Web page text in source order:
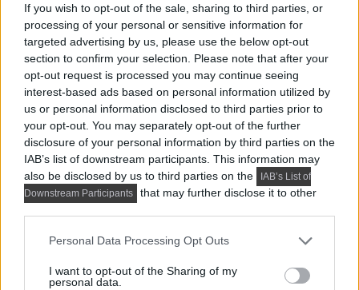
If you wish to opt-out of the sale, sharing to third parties, or
processing of your personal or sensitive information for
targeted advertising by us, please use the below opt-out
section to confirm your selection. Please note that after your
opt-out request is processed you may continue seeing
interest-based ads based on personal information utilized by
us or personal information disclosed to third parties prior to
your opt-out. You may separately opt-out of the further
disclosure of your personal information by third parties on the
IAB’s list of downstream participants. This information may
also be disclosed by us to third parties on the
IAB’s List of
Downstream Participants
that may further disclose it to other
Please note that this website/app uses one or more Google
not limited to your visit or usage behaviour. You may click to
grant or deny consent to Google and its third-party tags to
Personal Data Processing Opt Outs
I want to opt-out of the Sharing of my
personal data.